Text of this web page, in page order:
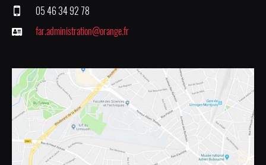
05 46 34 92 78
far.administration@orange.fr